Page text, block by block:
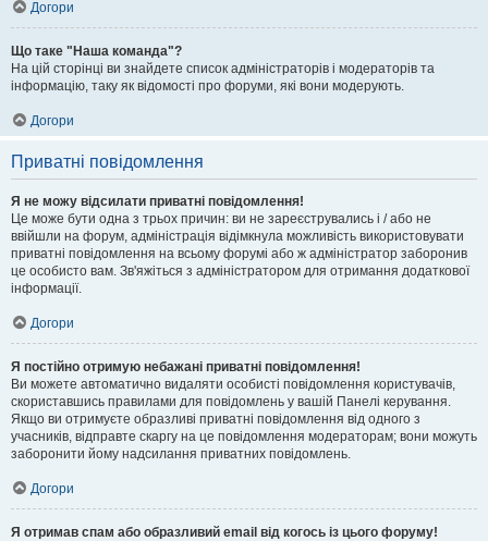
Догори
Що таке "Наша команда"?
На цій сторінці ви знайдете список адміністраторів і модераторів та
інформацію, таку як відомості про форуми, які вони модерують.
Догори
Приватні повідомлення
Я не можу відсилати приватні повідомлення!
Це може бути одна з трьох причин: ви не зареєструвались і / або не
ввійшли на форум, адміністрація відімкнула можливість використовувати
приватні повідомлення на всьому форумі або ж адміністратор заборонив
це особисто вам. Зв'яжіться з адміністратором для отримання додаткової
інформації.
Догори
Я постійно отримую небажані приватні повідомлення!
Ви можете автоматично видаляти особисті повідомлення користувачів,
скориставшись правилами для повідомлень у вашій Панелі керування.
Якщо ви отримуєте образливі приватні повідомлення від одного з
учасників, відправте скаргу на це повідомлення модераторам; вони можуть
заборонити йому надсилання приватних повідомлень.
Догори
Я отримав спам або образливий email від когось із цього форуму!